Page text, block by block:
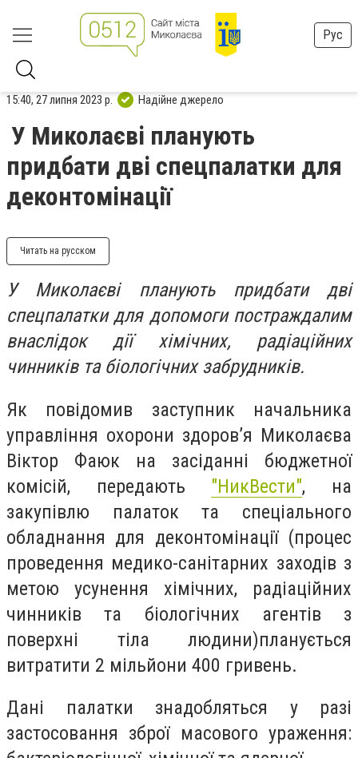
Рус
15:40, 27 липня 2023 р. Надійне джерело
У Миколаєві планують
придбати дві спецпалатки для
деконтомінації
Читать на русском
У Миколаєві планують придбати дві
спецпалатки для допомоги постраждалим
внаслідок дії хімічних, радіаційних
чинників та біологічних забрудників.
Як повідомив заступник начальника
управління охорони здоров’я Миколаєва
Віктор Фаюк на засіданні бюджетної
комісій, передають "НикВести", на
закупівлю палаток та спеціального
обладнання для деконтомінації (процес
проведення медико-санітарних заходів з
метою усунення хімічних, радіаційних
чинників та біологічних агентів з
поверхні тіла людини)планується
витратити 2 мільйони 400 гривень.
Дані палатки знадобляться у разі
застосовання зброї масового ураження: